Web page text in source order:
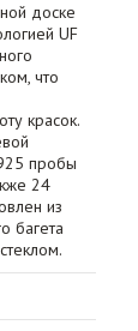
доске
UF
что
красок.
пробы
24
из
багета